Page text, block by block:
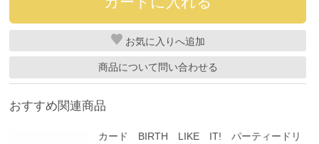
お気に入り
商品について問い合わせる
おすすめ関連商品
カード BIRTH LIKE IT! パーティードリ